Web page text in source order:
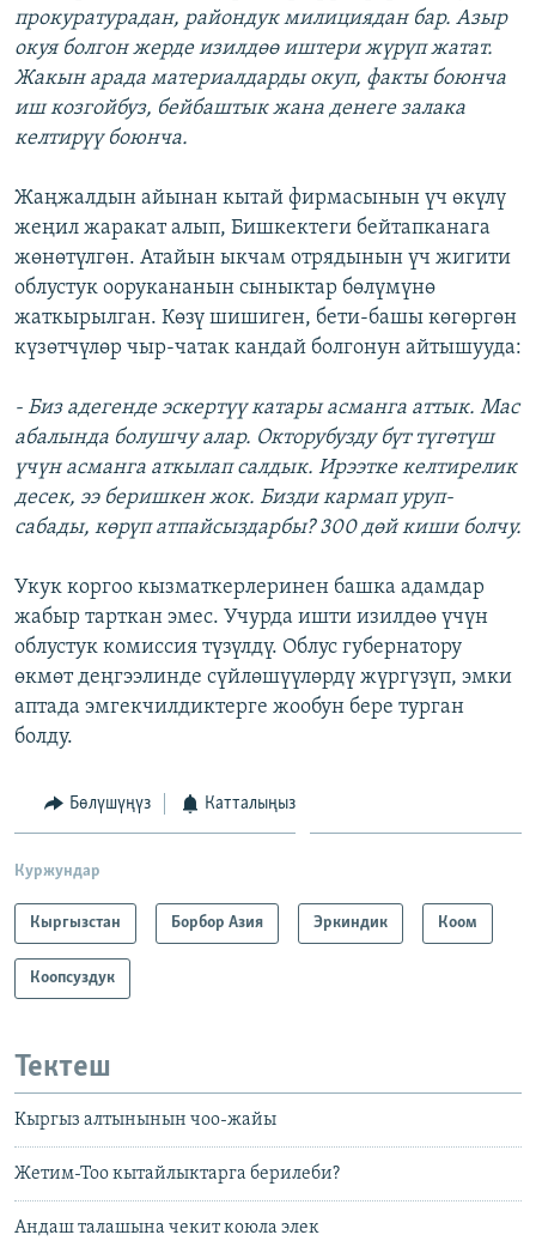
прокуратурадан, райондук милициядан бар. Азыр
окуя болгон жерде изилдөө иштери жүрүп жатат.
Жакын арада материалдарды окуп, факты боюнча
иш козгойбуз, бейбаштык жана денеге залака
келтирүү боюнча.
Жаңжалдын айынан кытай фирмасынын үч өкүлү
жеңил жаракат алып, Бишкектеги бейтапканага
жөнөтүлгөн. Атайын ыкчам отрядынын үч жигити
облустук оорукананын сыныктар бөлүмүнө
жаткырылган. Көзү шишиген, бети-башы көгөргөн
күзөтчүлөр чыр-чатак кандай болгонун айтышууда:
- Биз адегенде эскертүү катары асманга аттык. Мас
абалында болушчу алар. Окторубузду бүт түгөтүш
үчүн асманга аткылап салдык. Ирээтке келтирелик
десек, ээ беришкен жок. Бизди кармап уруп-
сабады, көрүп атпайсыздарбы? 300 дөй киши болчу.
Укук коргоо кызматкерлеринен башка адамдар
жабыр тарткан эмес. Учурда ишти изилдөө үчүн
облустук комиссия түзүлдү. Облус губернатору
өкмөт деңгээлинде сүйлөшүүлөрдү жүргүзүп, эмки
аптада эмгекчилдиктерге жообун бере турган
болду.
Бөлүшүңүз Катталыңыз
Куржундар
Кыргызстан Борбор Азия Эркиндик Коом
Коопсуздук
Тектеш
Кыргыз алтынынын чоо-жайы
Жетим-Тоо кытайлыктарга берилеби?
Андаш талашына чекит коюла элек